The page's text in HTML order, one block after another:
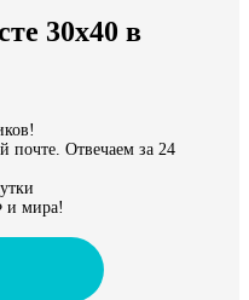
30х40 в
почте. Отвечаем за 24
и мира!